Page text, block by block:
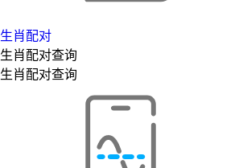
生肖配对
生肖配对查询
生肖配对查询